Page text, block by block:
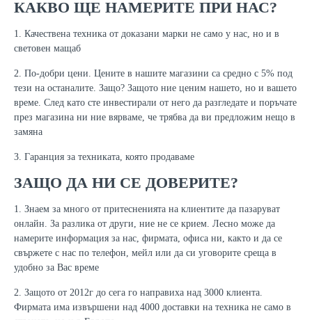
КАКВО ЩЕ НАМЕРИТЕ ПРИ НАС?
1. Качествена техника от доказани марки не само у нас, но и в
световен мащаб
2. По-добри цени. Цените в нашите магазини са средно с 5% под
тези на останалите. Защо? Защото ние ценим нашето, но и вашето
време. След като сте инвестирали от него да разгледате и поръчате
през магазина ни ние вярваме, че трябва да ви предложим нещо в
замяна
3. Гаранция за техниката, която продаваме
ЗАЩО ДА НИ СЕ ДОВЕРИТЕ?
1. Знаем за много от притесненията на клиентите да пазаруват
онлайн. За разлика от други, ние не се крием. Лесно може да
намерите информация за нас, фирмата, офиса ни, както и да се
свържете с нас по телефон, мейл или да си уговорите среща в
удобно за Вас време
2. Защото от 2012г до сега го направиха над 3000 клиента.
Фирмата има извършени над 4000 доставки на техника не само в